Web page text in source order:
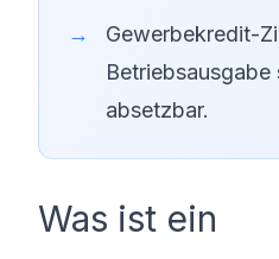
Gewerbekredit-
Betriebsausgabe
absetzbar.
Was ist ein